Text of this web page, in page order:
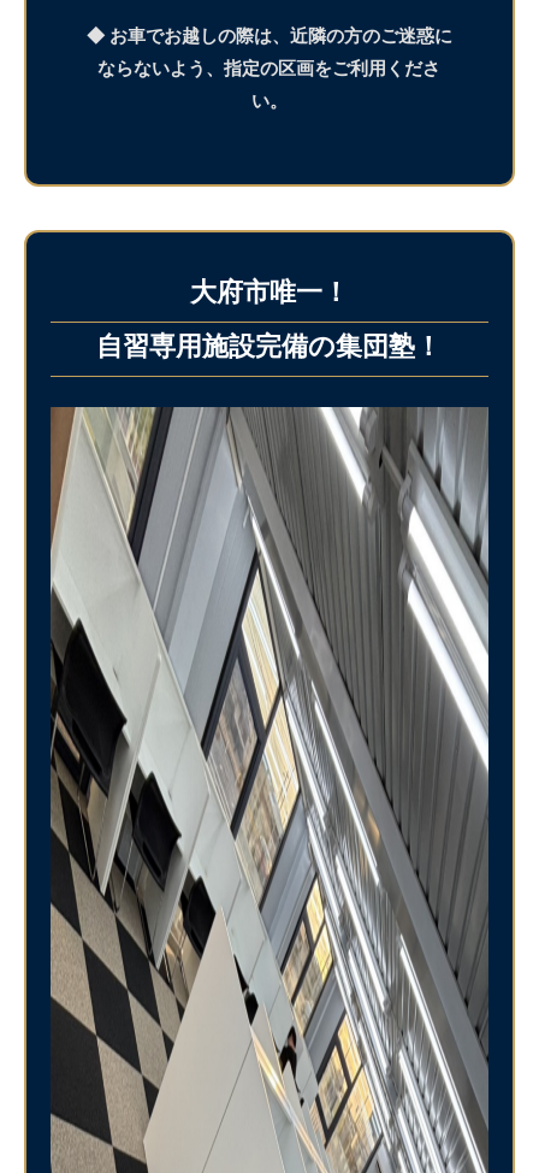
◆ お車でお越しの際は、近隣の方のご迷惑に
ならないよう、指定の区画をご利用くださ
い。
大府市唯一！
自習専用施設完備の集団塾！